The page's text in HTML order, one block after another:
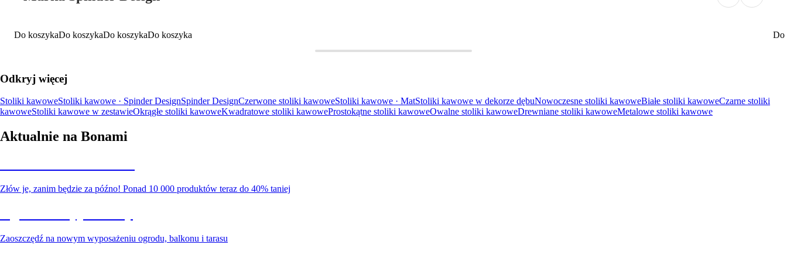
Do koszykaDo koszykaDo koszykaDo koszyka Do
Odkryj więcej
Stoliki kawoweStoliki kawowe · Spinder DesignSpinder DesignCzerwone stoliki kawoweStoliki kawowe · MatStoliki kawowe w dekorze dębuNowoczesne stoliki kawoweBiałe stoliki kawoweCzarne stoliki
kawoweStoliki kawowe w zestawieOkrągłe stoliki kawoweKwadratowe stoliki kawoweProstokątne stoliki kawoweOwalne stoliki kawoweDrewniane stoliki kawoweMetalowe stoliki kawowe
Aktualnie na Bonami
Złów je, zanim będzie za późno! Ponad 10 000 produktów teraz do 40% taniej
Zaoszczędź na nowym wyposażeniu ogrodu, balkonu i tarasu